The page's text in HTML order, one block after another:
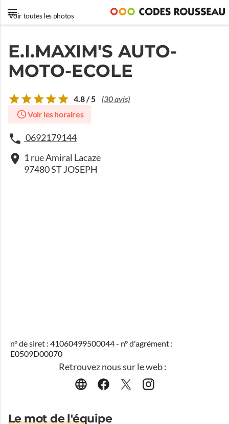
Voir toutes les photos
E.I.MAXIM'S AUTO-
MOTO-ECOLE
4.8 / 5 (30 avis)
Voir les horaires
0692179144
1 rue Amiral Lacaze
97480 ST JOSEPH
n° de siret : 41060499500044 - n° d'agrément :
E0509D00070
Retrouvez nous sur le web :
Le mot de l'équipe